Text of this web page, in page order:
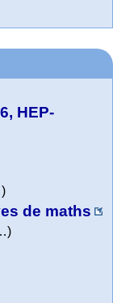
HEP-
de maths